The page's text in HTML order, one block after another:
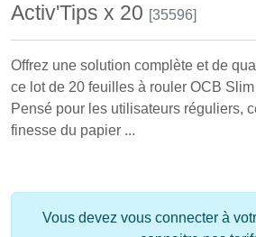
Activ'Tips x 20 [35596]
Offrez une solution complète et de
ce lot de 20 feuilles à rouler OCB Slim
Pensé pour les utilisateurs réguliers,
finesse du papier ...
Vous devez vous connecter à